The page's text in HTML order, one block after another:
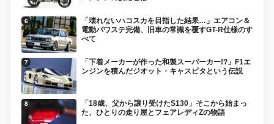
「壊れないハコスカを目指した結果…」エアコン＆
電動パワステ完備、旧車の常識を覆すGT-R仕様のす
べて
「下着メーカーが作った和製スーパーカー!?」F1エ
ンジンを積んだジオット・キャスピタという伝説
「18歳、父から譲り受けたS130」そこから始まっ
た、ひとりの走り屋とフェアレディZの物語